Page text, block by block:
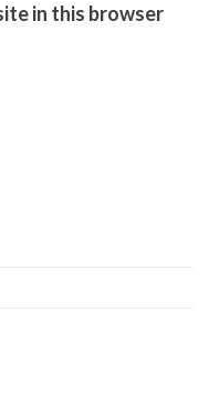
in this browser